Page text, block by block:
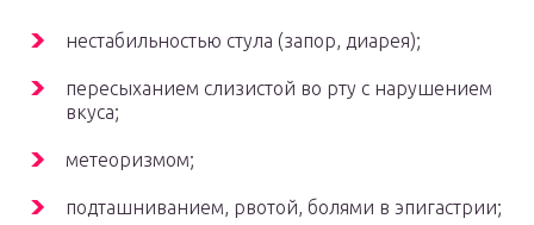
нестабильностью стула (запор, диарея);
пересыханием слизистой во рту с нарушением
вкуса;
метеоризмом;
подташниванием, рвотой, болями в эпигастрии;